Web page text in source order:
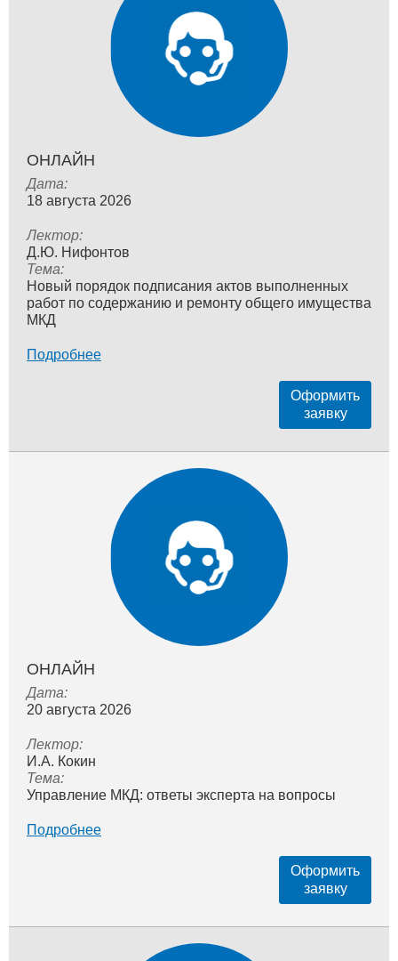
ОНЛАЙН
Дата:
18 августа 2026
Лектор:
Д.Ю. Нифонтов
Тема:
Новый порядок подписания актов выполненных
работ по содержанию и ремонту общего имущества
МКД
Подробнее
Оформить
заявку
ОНЛАЙН
Дата:
20 августа 2026
Лектор:
И.А. Кокин
Тема:
Управление МКД: ответы эксперта на вопросы
Подробнее
Оформить
заявку